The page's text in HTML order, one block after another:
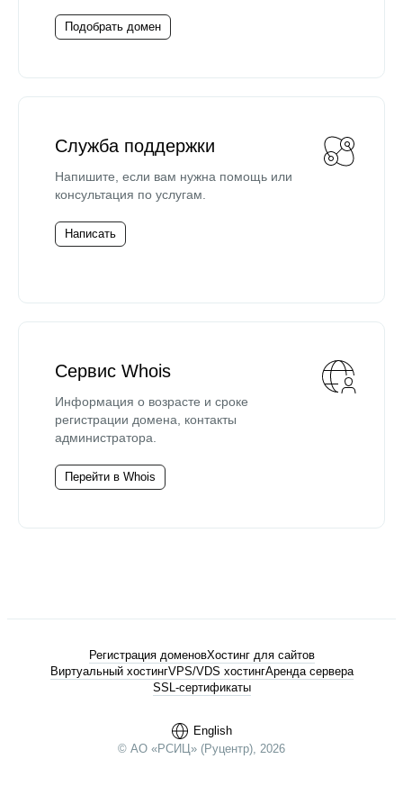
Подобрать домен
Служба поддержки
Напишите, если вам нужна помощь или
консультация по услугам.
Написать
Сервис Whois
Информация о возрасте и сроке
регистрации домена, контакты
администратора.
Перейти в Whois
English
© АО «РСИЦ» (Руцентр), 2026
Регистрация доменовХостинг для сайтов
Виртуальный хостингVPS/VDS хостингАренда сервера
SSL-сертификаты